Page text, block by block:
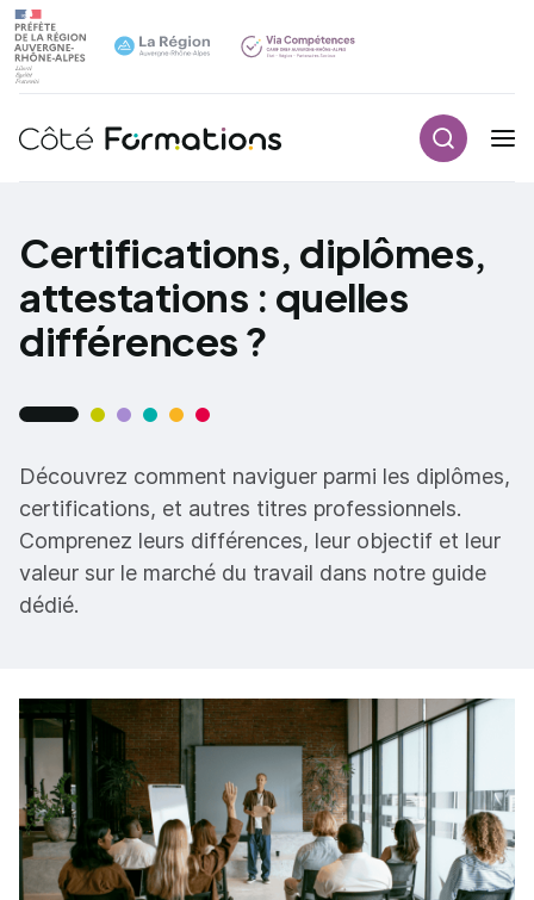
Aller au contenu principal
Navigation principale
Aller au contenu principal
Certifications, diplômes,
attestations : quelles
différences ?
Découvrez comment naviguer parmi les diplômes,
certifications, et autres titres professionnels.
Comprenez leurs différences, leur objectif et leur
valeur sur le marché du travail dans notre guide
dédié.